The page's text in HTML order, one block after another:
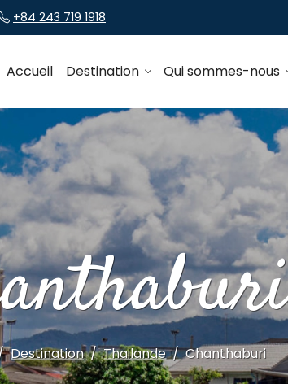
+84 243 719 1918
Accueil Destination Qui sommes-nous
Destination Thailande Chanthaburi